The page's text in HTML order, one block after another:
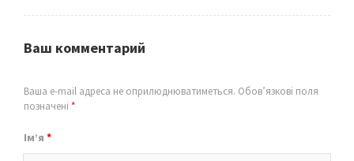
Ваш комментарий
Ваша e-mail адреса не оприлюднюватиметься. Обов’язкові поля
позначені *
Ім’я *